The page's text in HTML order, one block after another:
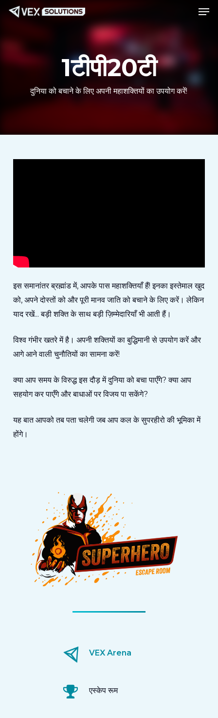
मुख्य
सामग्री
मेनू
1टीपी20टी
दुनिया को बचाने के लिए अपनी महाशक्तियों का उपयोग करें!
VEX Arena
एस्केप रूम
इस समानांतर ब्रह्मांड में, आपके पास महाशक्तियाँ हैं! इनका इस्तेमाल खुद
को, अपने दोस्तों को और पूरी मानव जाति को बचाने के लिए करें। लेकिन
याद रखें... बड़ी शक्ति के साथ बड़ी ज़िम्मेदारियाँ भी आती हैं।
विश्व गंभीर खतरे में है। अपनी शक्तियों का बुद्धिमानी से उपयोग करें और
आगे आने वाली चुनौतियों का सामना करें!
क्या आप समय के विरुद्ध इस दौड़ में दुनिया को बचा पाएँगे? क्या आप
सहयोग कर पाएँगे और बाधाओं पर विजय पा सकेंगे?
यह बात आपको तब पता चलेगी जब आप कल के सुपरहीरो की भूमिका में
होंगे।
मेनू